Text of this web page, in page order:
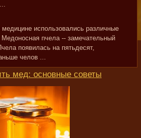
использовались различные
пчела -- замечательный
появилась на пятьдесят,
челов ...
мед: основные советы